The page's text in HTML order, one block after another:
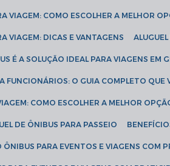
VIAGEM: COMO ESCOLHER A MELHOR
VIAGEM: DICAS E VANTAGENS
É A SOLUÇÃO IDEAL PARA VIAGENS EM
FUNCIONÁRIOS: O GUIA COMPLETO QUE
COMO ESCOLHER A MELHOR
DE ÔNIBUS PARA PASSEIO
ÔNIBUS PARA EVENTOS E VIAGENS COM